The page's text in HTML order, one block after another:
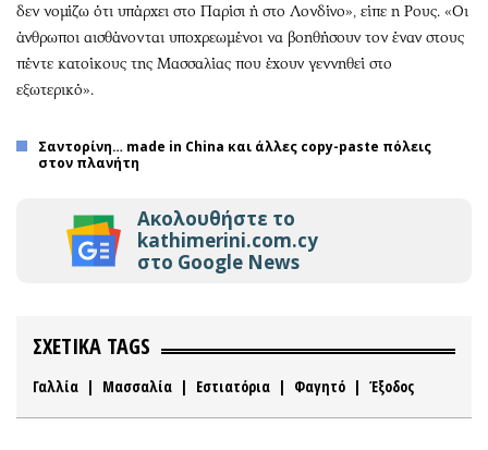
δεν νομίζω ότι υπάρχει στο Παρίσι ή στο Λονδίνο», είπε η Ρους. «Οι
άνθρωποι αισθάνονται υποχρεωμένοι να βοηθήσουν τον έναν στους
πέντε κατοίκους της Μασσαλίας που έχουν γεννηθεί στο
εξωτερικό».
Σαντορίνη… made in China και άλλες copy-paste πόλεις
στον πλανήτη
Ακολουθήστε το
kathimerini.com.cy
στο Google News
ΣΧΕΤΙΚΑ TAGS
Γαλλία | Μασσαλία | Εστιατόρια | Φαγητό | Έξοδος